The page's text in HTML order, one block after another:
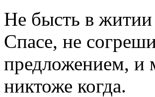
Не бысть в житии
Спасе, не
предложением, и
никтоже когда.